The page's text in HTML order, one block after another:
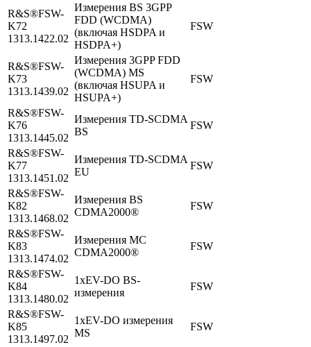
R&S®FSW-
K72
1313.1422.02
Измерения BS 3GPP
FDD (WCDMA)
(включая HSDPA и
HSDPA+)
FSW
R&S®FSW-
K73
1313.1439.02
Измерения 3GPP FDD
(WCDMA) MS
(включая HSUPA и
HSUPA+)
FSW
R&S®FSW-
K76
1313.1445.02
Измерения TD-SCDMA
BS
FSW
R&S®FSW-
K77
1313.1451.02
Измерения TD-SCDMA
EU
FSW
R&S®FSW-
K82
1313.1468.02
Измерения BS
CDMA2000®
FSW
R&S®FSW-
K83
1313.1474.02
Измерения МС
CDMA2000®
FSW
R&S®FSW-
K84
1313.1480.02
1xEV-DO BS-
измерения
FSW
R&S®FSW-
K85
1313.1497.02
1xEV-DO измерения
MS
FSW